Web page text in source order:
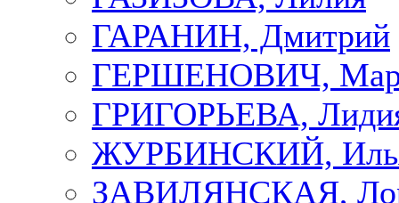
ГАРАНИН, Дмитрий
ГЕРШЕНОВИЧ,
ГРИГОРЬЕВА,
ЖУРБИНСКИЙ,
ЗАВИЛЯНСКАЯ,